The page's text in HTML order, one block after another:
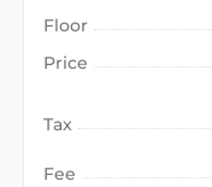
Floor
Price
Tax
Fee